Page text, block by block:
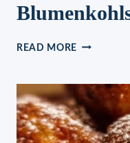
READ MORE